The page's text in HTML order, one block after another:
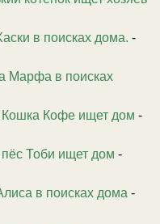
в поисках дома. -
Марфа в поисках
Кофе ищет дом -
Тоби ищет дом -
в поисках дома -